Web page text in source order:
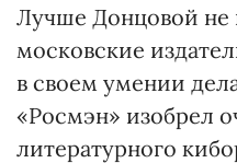
Лучше Донцовой не
московские
в своем умении
«Росмэн» изобрел
литературного